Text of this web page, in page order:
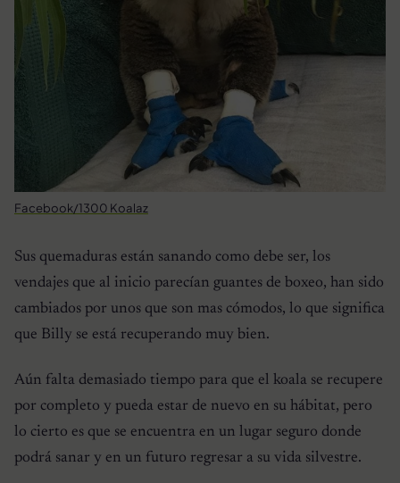
Facebook/1300 Koalaz
Sus quemaduras están sanando como debe ser, los
vendajes que al inicio parecían guantes de boxeo, han sido
cambiados por unos que son mas cómodos, lo que significa
que Billy se está recuperando muy bien.
Aún falta demasiado tiempo para que el koala se recupere
por completo y pueda estar de nuevo en su hábitat, pero
lo cierto es que se encuentra en un lugar seguro donde
podrá sanar y en un futuro regresar a su vida silvestre.